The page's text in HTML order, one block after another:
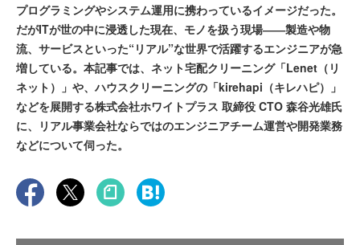
プログラミングやシステム運用に携わっているイメージだった。
だがITが世の中に浸透した現在、モノを扱う現場――製造や物
流、サービスといった“リアル”な世界で活躍するエンジニアが急
増している。本記事では、ネット宅配クリーニング「Lenet（リ
ネット）」や、ハウスクリーニングの「kirehapi（キレハピ）」
などを展開する株式会社ホワイトプラス 取締役 CTO 森谷光雄氏
に、リアル事業会社ならではのエンジニアチーム運営や開発業務
などについて伺った。